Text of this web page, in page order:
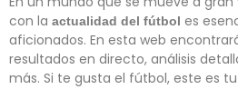
con la actualidad del fútbol es
aficionados. En esta web
resultados en directo, análisis
más. Si te gusta el fútbol, este es